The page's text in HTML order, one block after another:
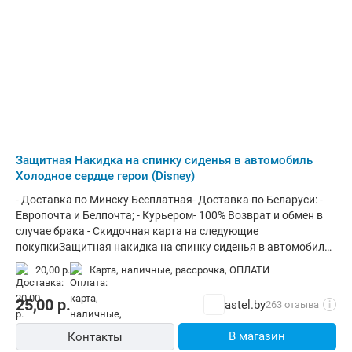
Защитная Накидка на спинку сиденья в автомобиль
Холодное сердце герои (Disney)
- Доставка по Минску Бесплатная- Доставка по Беларуси: -
Европочта и Белпочта; - Курьером- 100% Возврат и обмен в
случае брака - Скидочная карта на следующие
покупкиЗащитная накидка на спинку сиденья в автомобиль
Disney Холодное сердце героиДети, в силу своего роста, не
могут сидеть в автомобиле с опущенными ногами. Из-за
этого они задевают спинку сиденья и оставляют обувью
грязные следы. С детской накидкой на спинку сиденья Disney
салон всегда будет в чистоте.Накидки Disney —
эксклюзивная серия с героями мультфильмов Walt Disney
20,00 р. карта, наличные, рассрочка, ОПЛАТИ
25,00 р. astel.by263 отзыва i
Контакты В магазин